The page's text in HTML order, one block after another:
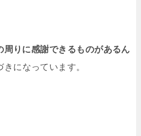
周りに感謝できるものがあるん
きになっています。